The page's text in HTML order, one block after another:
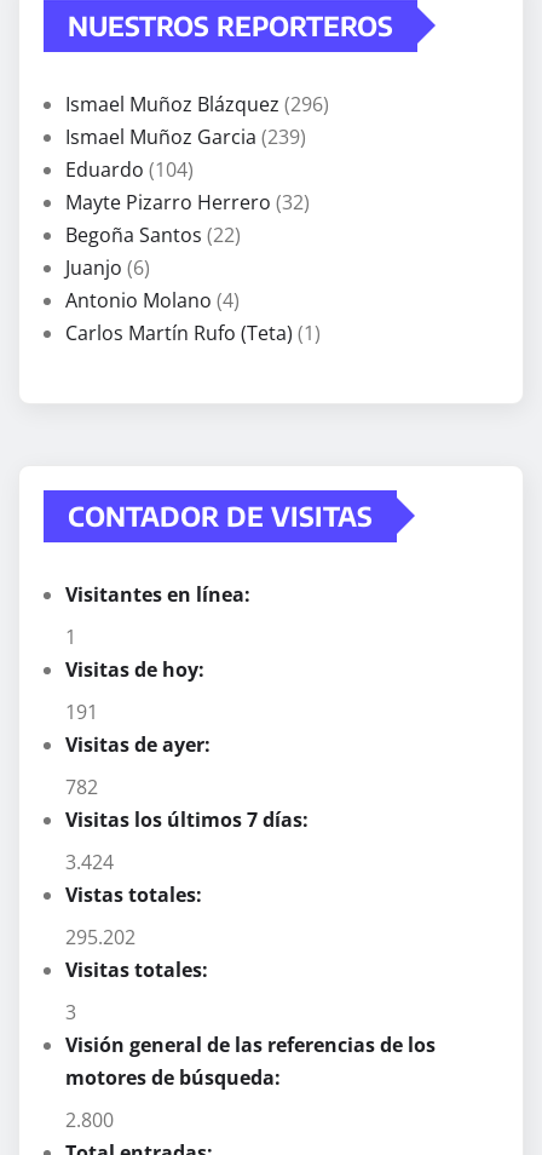
NUESTROS REPORTEROS
Ismael Muñoz Blázquez (296)
Ismael Muñoz Garcia (239)
Eduardo (104)
Mayte Pizarro Herrero (32)
Begoña Santos (22)
Juanjo (6)
Antonio Molano (4)
Carlos Martín Rufo (Teta) (1)
CONTADOR DE VISITAS
Visitantes en línea:
1
Visitas de hoy:
191
Visitas de ayer:
782
Visitas los últimos 7 días:
3.424
Vistas totales:
295.202
Visitas totales:
3
Visión general de las referencias de los
motores de búsqueda:
2.800